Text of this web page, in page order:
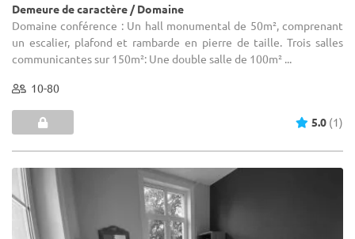
Demeure de caractère / Domaine
Domaine conférence : Un hall monumental de 50m², comprenant
un escalier, plafond et rambarde en pierre de taille. Trois salles
communicantes sur 150m²: Une double salle de 100m² ...
10-80
5.0 (1)